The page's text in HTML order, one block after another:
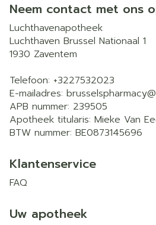
Neem contact met ons
Luchthavenapotheek
Luchthaven Brussel Nationaal 1
1930 Zaventem
Telefoon: +3227532023
E-mailadres: brusselspharmacy@
APB nummer: 239505
Apotheek titularis: Mieke Van
BTW nummer: BE0873145696
Klantenservice
FAQ
Uw apotheek